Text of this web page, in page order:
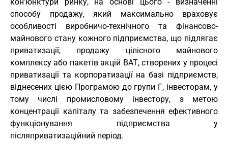
способу продажу, який максимально враховує
особливості виробничо-технічного та фінансово-
майнового стану кожного підприємства, що підлягає
приватизації, продажу цілісного майнового
комплексу або пакетів акцій ВАТ, створених у процесі
приватизації та корпоратизації на базі підприємств,
віднесених цією Програмою до групи Г, інвесторам, у
тому числі промисловому інвестору, з метою
концентрації капіталу та забезпечення ефективного
функціонування підприємства у
післяприватизаційний період.